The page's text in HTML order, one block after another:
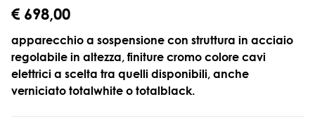
€ 698,00
apparecchio a sospensione con struttura in acciaio
regolabile in altezza, finiture cromo colore cavi
elettrici a scelta tra quelli disponibili, anche
verniciato totalwhite o totalblack.